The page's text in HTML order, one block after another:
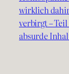
wirklich
verbirgt – Teil
absurde